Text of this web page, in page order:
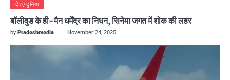
देश/दुनिया
बॉलीवुड के ही-मैन धर्मेंद्र का निधन, सिनेमा जगत में शोक की लहर
by Pradeshmedia November 24, 2025